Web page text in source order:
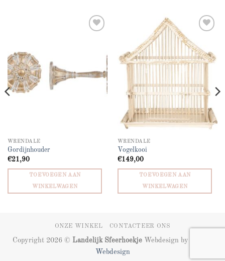
WRENDALE
Gordijnhouder
€21,90
TOEVOEGEN AAN
WINKELWAGEN
wishlist
WRENDALE
Vogelkooi
€149,00
TOEVOEGEN AAN
WINKELWAGEN
ONZE WINKEL CONTACTEER ONS
Copyright 2026 © Landelijk Sfeerhoekje Webdesign by
Webdesign